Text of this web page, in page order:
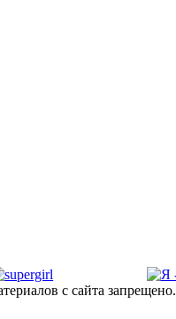
с сайта запрещено.